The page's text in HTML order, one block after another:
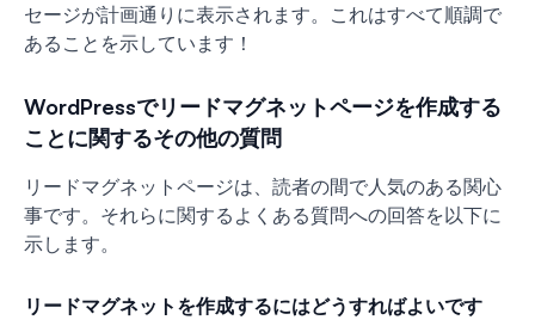
セージが計画通りに表示されます。これはすべて順調で
あることを示しています！
WordPressでリードマグネットページを作成する
ことに関するその他の質問
リードマグネットページは、読者の間で人気のある関心
事です。それらに関するよくある質問への回答を以下に
示します。
リードマグネットを作成するにはどうすればよいです